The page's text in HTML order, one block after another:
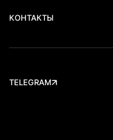
КОНТАКТЫ
TELEGRAM